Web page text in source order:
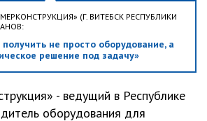
(Г. ВИТЕБСК РЕСПУБЛИКИ
не просто оборудование, а
решение под задачу»
- ведущий в Республике
оборудования для